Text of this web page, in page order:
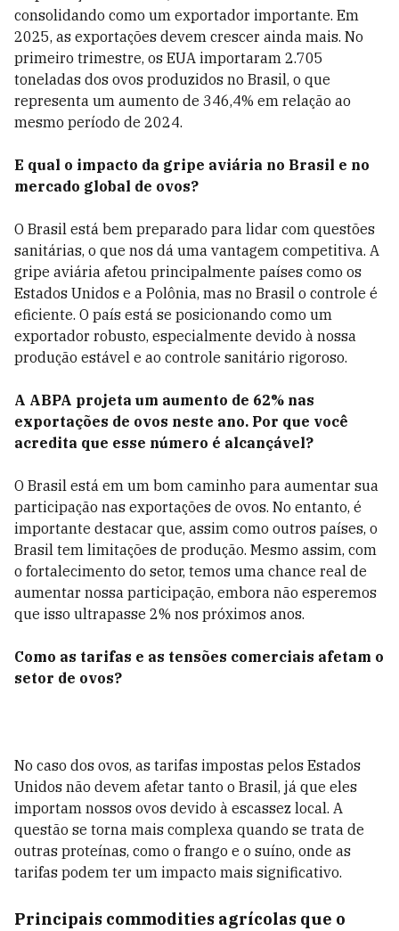
consolidando como um exportador importante. Em
2025, as exportações devem crescer ainda mais. No
primeiro trimestre, os EUA importaram 2.705
toneladas dos ovos produzidos no Brasil, o que
representa um aumento de 346,4% em relação ao
mesmo período de 2024.
E qual o impacto da gripe aviária no Brasil e no
mercado global de ovos?
O Brasil está bem preparado para lidar com questões
sanitárias, o que nos dá uma vantagem competitiva. A
gripe aviária afetou principalmente países como os
Estados Unidos e a Polônia, mas no Brasil o controle é
eficiente. O país está se posicionando como um
exportador robusto, especialmente devido à nossa
produção estável e ao controle sanitário rigoroso.
A ABPA projeta um aumento de 62% nas
exportações de ovos neste ano. Por que você
acredita que esse número é alcançável?
O Brasil está em um bom caminho para aumentar sua
participação nas exportações de ovos. No entanto, é
importante destacar que, assim como outros países, o
Brasil tem limitações de produção. Mesmo assim, com
o fortalecimento do setor, temos uma chance real de
aumentar nossa participação, embora não esperemos
que isso ultrapasse 2% nos próximos anos.
Como as tarifas e as tensões comerciais afetam o
setor de ovos?
No caso dos ovos, as tarifas impostas pelos Estados
Unidos não devem afetar tanto o Brasil, já que eles
importam nossos ovos devido à escassez local. A
questão se torna mais complexa quando se trata de
outras proteínas, como o frango e o suíno, onde as
tarifas podem ter um impacto mais significativo.
Principais commodities agrícolas que o